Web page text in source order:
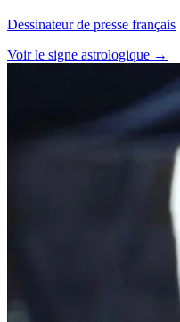
Dessinateur de presse français
Voir le signe astrologique →